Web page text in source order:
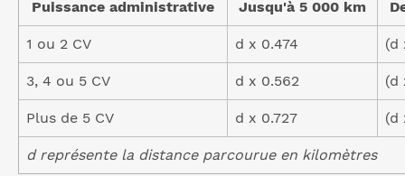
Puissance administrative Jusqu'à 5 000 km
1 ou 2 CV d x 0.474 (d
3, 4 ou 5 CV d x 0.562 (d
Plus de 5 CV d x 0.727 (d
d représente la distance parcourue en kilomètres